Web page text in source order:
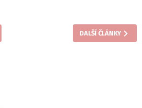
DALŠÍ ČLÁNKY